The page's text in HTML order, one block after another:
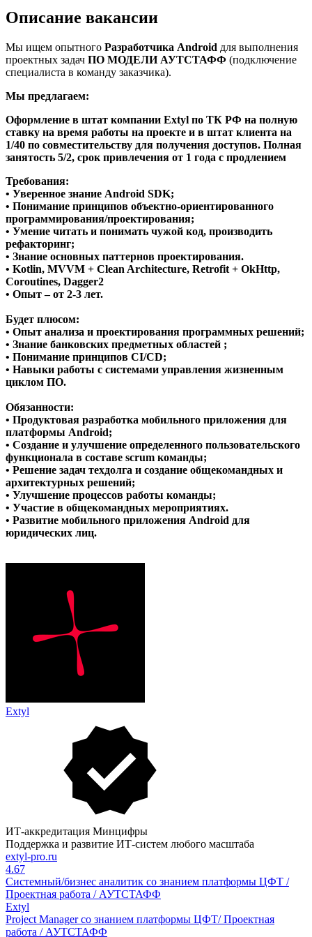
Описание вакансии
Мы ищем опытного Разработчика Android для выполнения
проектных задач ПО МОДЕЛИ АУТСТАФФ (подключение
специалиста в команду заказчика).
Мы предлагаем:
Оформление в штат компании Extyl по ТК РФ на полную
ставку на время работы на проекте и в штат клиента на
1/40 по совместительству для получения доступов. Полная
занятость 5/2, срок привлечения от 1 года с продлением
Требования:
• Уверенное знание Android SDK;
• Понимание принципов объектно-ориентированного
программирования/проектирования;
• Умение читать и понимать чужой код, производить
рефакторинг;
• Знание основных паттернов проектирования.
• Kotlin, MVVM + Сlean Architecture, Retrofit + OkHttp,
Coroutines, Dagger2
• Опыт – от 2-3 лет.
Будет плюсом:
• Опыт анализа и проектирования программных решений;
• Знание банковских предметных областей ;
• Понимание принципов CI/CD;
• Навыки работы с системами управления жизненным
циклом ПО.
Обязанности:
• Продуктовая разработка мобильного приложения для
платформы Android;
• Создание и улучшение определенного пользовательского
функционала в составе scrum команды;
• Решение задач техдолга и создание общекомандных и
архитектурных решений;
• Улучшение процессов работы команды;
• Участие в общекомандных мероприятиях.
• Развитие мобильного приложения Android для
юридических лиц.
Extyl
ИТ-аккредитация Минцифры
Поддержка и развитие ИТ-систем любого масштаба
extyl-pro.ru
4.67
Системный/бизнес аналитик со знанием платформы ЦФТ /
Проектная работа / АУТСТАФФ
Extyl
Project Manager со знанием платформы ЦФТ/ Проектная
работа / АУТСТАФФ